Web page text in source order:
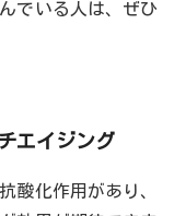
でいる人は、ぜひ
エイジング
酸化作用があり、